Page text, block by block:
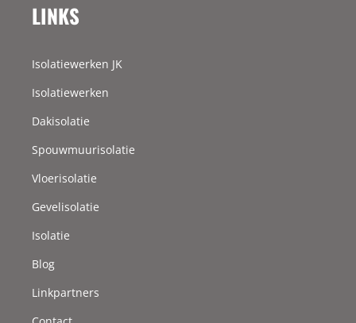
LINKS
Isolatiewerken JK
Isolatiewerken
Dakisolatie
Spouwmuurisolatie
Vloerisolatie
Gevelisolatie
Isolatie
Blog
Linkpartners